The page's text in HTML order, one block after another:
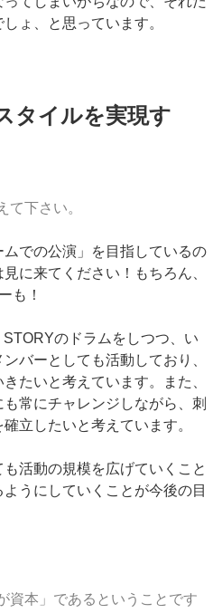
ょ、と思っています。
タイルを実現す
て下さい。
での公演」を目指しているの
に来てください！もちろん、
も！
のドラムをしつつ、い
バーとしても活動しており、
たいと考えています。また、
常にチャレンジしながら、刺
立したいと考えています。
活動の規模を広げていくこと
うにしていくことが今後の目
資本」であるということです